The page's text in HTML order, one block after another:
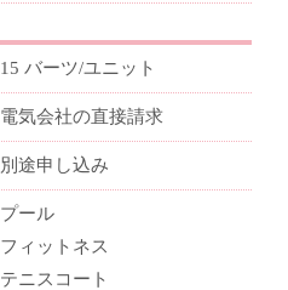
15 バーツ/ユニット
電気会社の直接請求
別途申し込み
プール
フィットネス
テニスコート